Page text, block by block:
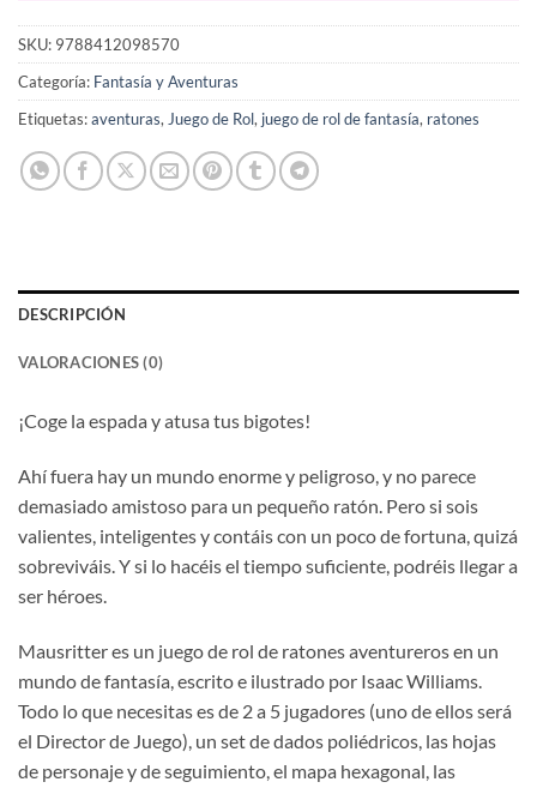
SKU: 9788412098570
Categoría: Fantasía y Aventuras
Etiquetas:aventuras, Juego de Rol, juego de rol de fantasía, ratones
DESCRIPCIÓN
VALORACIONES (0)
¡Coge la espada y atusa tus bigotes!
Ahí fuera hay un mundo enorme y peligroso, y no parece
demasiado amistoso para un pequeño ratón. Pero si sois
valientes, inteligentes y contáis con un poco de fortuna, quizá
sobreviváis. Y si lo hacéis el tiempo suficiente, podréis llegar a
ser héroes.
Mausritter es un juego de rol de ratones aventureros en un
mundo de fantasía, escrito e ilustrado por Isaac Williams.
Todo lo que necesitas es de 2 a 5 jugadores (uno de ellos será
el Director de Juego), un set de dados poliédricos, las hojas
de personaje y de seguimiento, el mapa hexagonal, las